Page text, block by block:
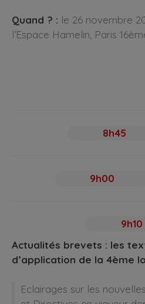
Quand ? : le 26 novembre
l’Espace Hamelin, Paris
8h45
9h00
9h10
Actualités brevets : les
d’application de la 4ème
Eclairages sur les